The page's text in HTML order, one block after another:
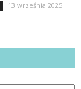
13 września 2025